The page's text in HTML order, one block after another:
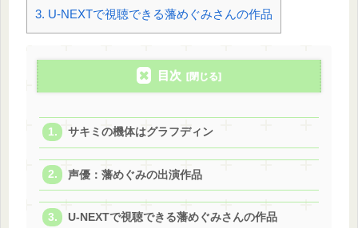
3. U-NEXTで視聴できる藩めぐみさんの作品
目次
サキミの機体はグラフディン
声優：藩めぐみの出演作品
U-NEXTで視聴できる藩めぐみさんの作品